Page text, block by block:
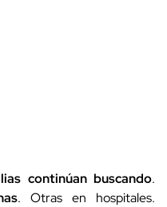
continúan buscando.
. Otras en hospitales.